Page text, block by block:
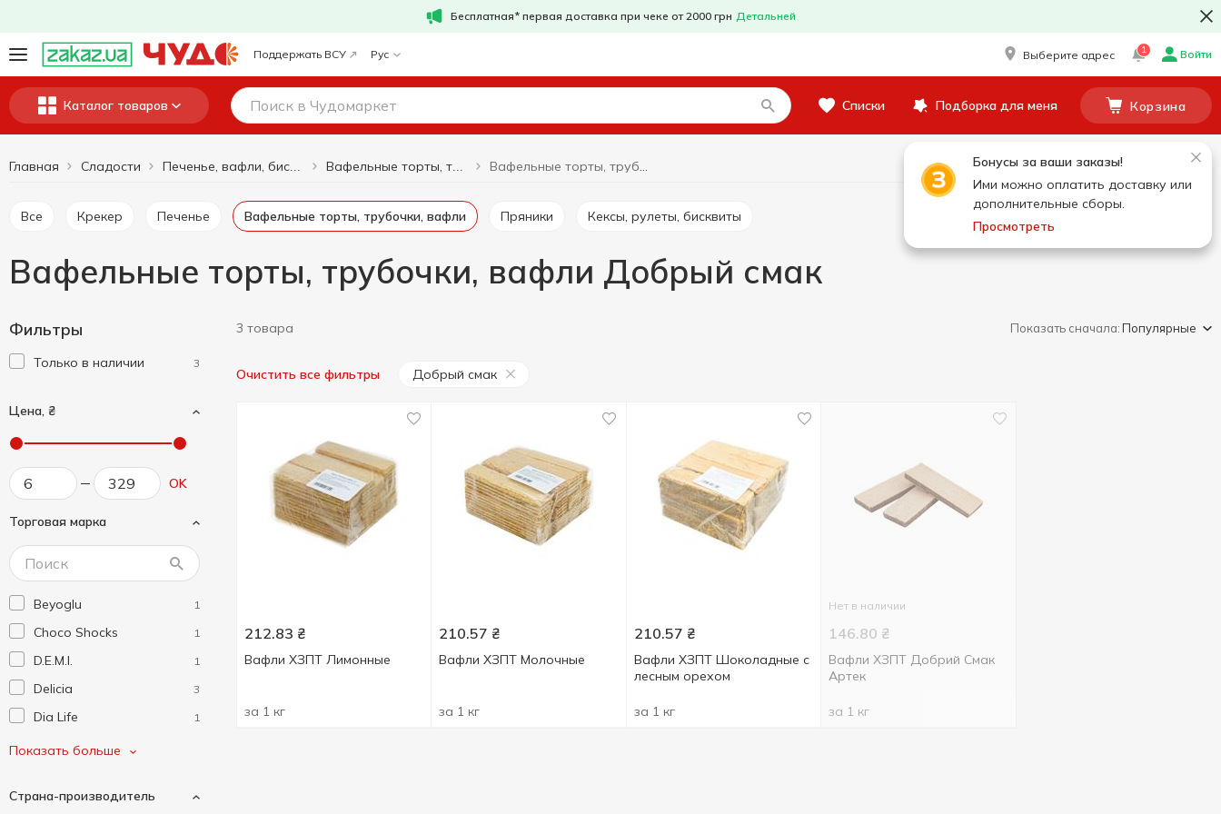
Бесплатная* первая доставка при чеке от 2000 грн Детальней
Поддержать ВСУ Рус Выберите адрес 1 Войти
Каталог товаров Списки Подборка для меня Корзина
Бонусы за ваши заказы!
Ими можно оплатить доставку или
дополнительные сборы.
Просмотреть
Главная Сладости Вафельные торты, трубочки, вафли Добрый смак
Все Крекер Печенье Вафельные торты, трубочки, вафли Пряники Кексы, рулеты, бисквиты
Вафельные торты, трубочки, вафли Добрый смак
Фильтры
Только в наличии 3
Цена, ₴
OK
Торговая марка
Beyoglu 1
Choco Shocks 1
D.E.M.I. 1
Delicia 3
Dia Life 1
Dolyna
Just The Fun Part 2
Показать больше
Страна-производитель
3 товара Показать сначала:Популярные
Очистить все фильтры Добрый смак
212.83 ₴
Вафли ХЗПТ Лимонные
за 1 кг
210.57 ₴
Вафли ХЗПТ Молочные
за 1 кг
210.57 ₴
Вафли ХЗПТ Шоколадные с
лесным орехом
за 1 кг
Нет в наличии
146.80 ₴
Вафли ХЗПТ Добрий Смак
Артек
за 1 кг